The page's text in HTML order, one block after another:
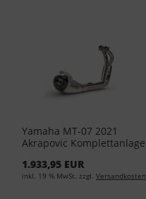
Yamaha MT-07 2021
Akrapovic Komplettanlage
1.933,95 EUR
inkl. 19 % MwSt. zzgl. Versandkosten